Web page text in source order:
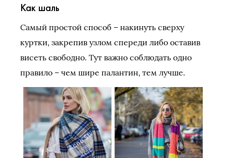
Как шаль
Самый простой способ – накинуть сверху
куртки, закрепив узлом спереди либо оставив
висеть свободно. Тут важно соблюдать одно
правило – чем шире палантин, тем лучше.